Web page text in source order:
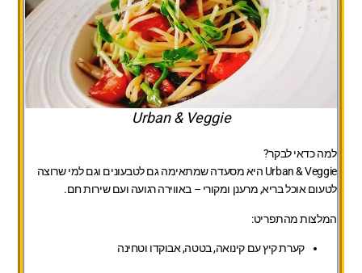
Urban & Veggie
למה כדאי לבקר?
Urban & Veggie היא מסעדה שמתאימה גם לטבעונים וגם למי שרוצה
לטעום אוכל בריא, מרענן ומקורי – באווירה רגועה ועם שירות חם.
המלצות מהתפריט:
קערת קיץ עם קינואה, בטטה, אבוקדו וטחינה